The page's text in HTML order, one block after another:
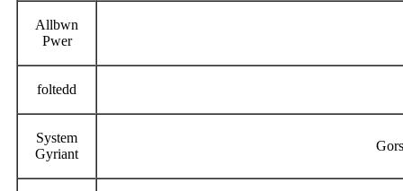
Allbwn
Pwer
foltedd
System
Gyriant